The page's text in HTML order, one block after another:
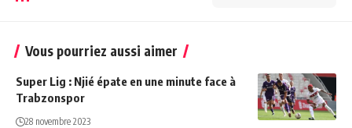
Vous pourriez aussi aimer
Super Lig : Njié épate en une minute face à
Trabzonspor
28 novembre 2023